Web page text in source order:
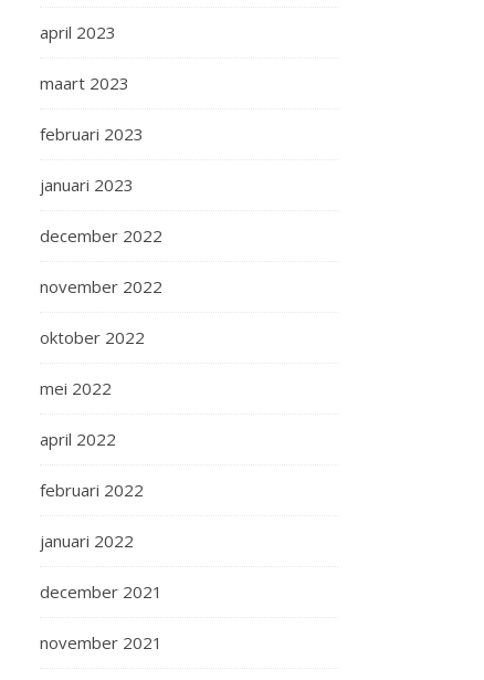
april 2023
maart 2023
februari 2023
januari 2023
december 2022
november 2022
oktober 2022
mei 2022
april 2022
februari 2022
januari 2022
december 2021
november 2021